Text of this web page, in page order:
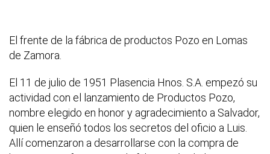
El frente de la fábrica de productos Pozo en Lomas
de Zamora.
El 11 de julio de 1951 Plasencia Hnos. S.A. empezó su
actividad con el lanzamiento de Productos Pozo,
nombre elegido en honor y agradecimiento a Salvador,
quien le enseñó todos los secretos del oficio a Luis.
Allí comenzaron a desarrollarse con la compra de